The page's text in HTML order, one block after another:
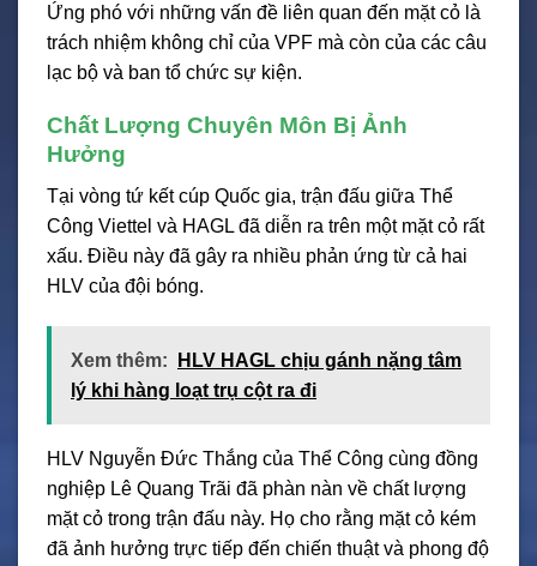
Ứng phó với những vấn đề liên quan đến mặt cỏ là
trách nhiệm không chỉ của VPF mà còn của các câu
lạc bộ và ban tổ chức sự kiện.
Chất Lượng Chuyên Môn Bị Ảnh
Hưởng
Tại vòng tứ kết cúp Quốc gia, trận đấu giữa Thể
Công Viettel và HAGL đã diễn ra trên một mặt cỏ rất
xấu. Điều này đã gây ra nhiều phản ứng từ cả hai
HLV của đội bóng.
Xem thêm:
HLV HAGL chịu gánh nặng tâm
lý khi hàng loạt trụ cột ra đi
HLV Nguyễn Đức Thắng của Thể Công cùng đồng
nghiệp Lê Quang Trãi đã phàn nàn về chất lượng
mặt cỏ trong trận đấu này. Họ cho rằng mặt cỏ kém
đã ảnh hưởng trực tiếp đến chiến thuật và phong độ